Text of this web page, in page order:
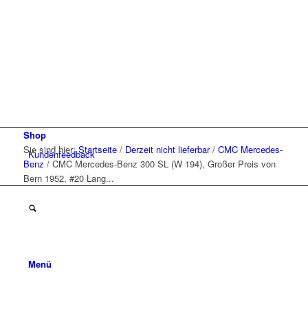
Kundenfeedback
Menü
Shop
Sie sind hier: Startseite / Derzeit nicht lieferbar / CMC Mercedes-
Benz / CMC Mercedes-Benz 300 SL (W 194), Großer Preis von
Bern 1952, #20 Lang...